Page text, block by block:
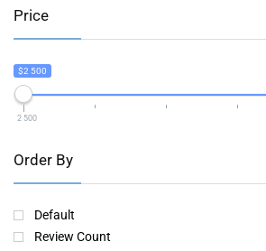
Price
$2 500
2 500
Order By
Default
Review Count